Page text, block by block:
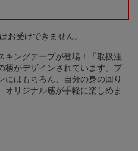
お受けできません。
キングテープが登場！「取扱注
柄がデザインされています。プ
にはもちろん、自分の身の回り
オリジナル感が手軽に楽しめま